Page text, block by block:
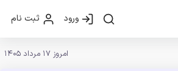
ورود ثبت نام
امروز 17 مرداد 1405